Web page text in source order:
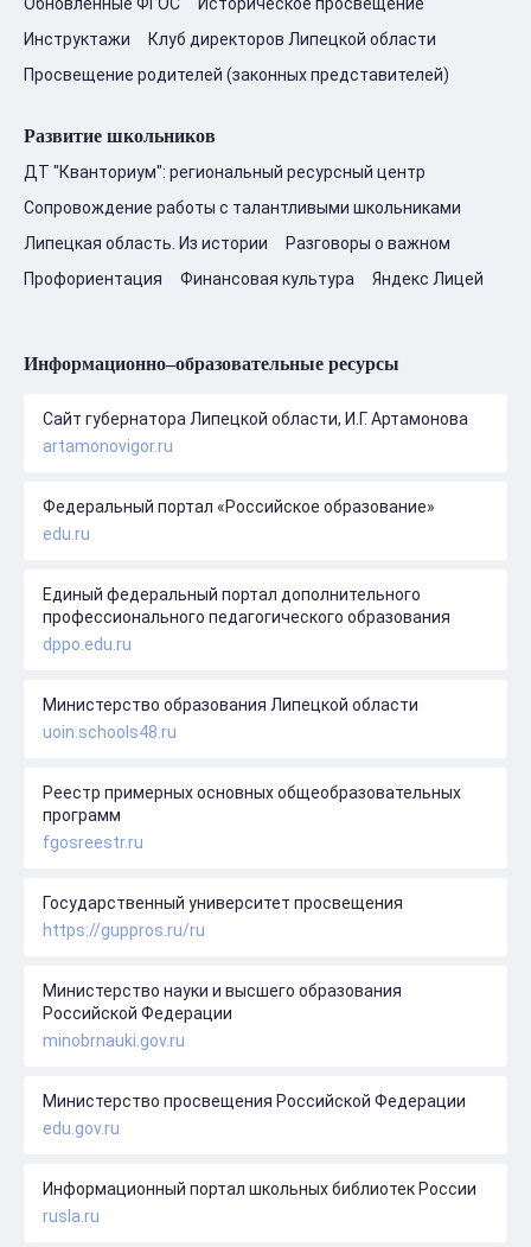
Инструктажи
Клуб директоров Липецкой области
Просвещение родителей (законных представителей)
Развитие школьников
ДТ "Кванториум": региональный ресурсный центр
Сопровождение работы с талантливыми школьниками
Липецкая область. Из истории
Разговоры о важном
Профориентация
Финансовая культура Яндекс Лицей
Информационно–образовательные ресурсы
Сайт губернатора Липецкой области, И.Г. Артамонова
artamonovigor.ru
Федеральный портал «Российское образование»
edu.ru
Единый федеральный портал дополнительного
профессионального педагогического образования
dppo.edu.ru
Министерство образования Липецкой области
uoin.schools48.ru
Реестр примерных основных общеобразовательных
программ
fgosreestr.ru
Государственный университет просвещения
https://guppros.ru/ru
Министерство науки и высшего образования
Российской Федерации
minobrnauki.gov.ru
Министерство просвещения Российской Федерации
edu.gov.ru
Информационный портал школьных библиотек России
rusla.ru